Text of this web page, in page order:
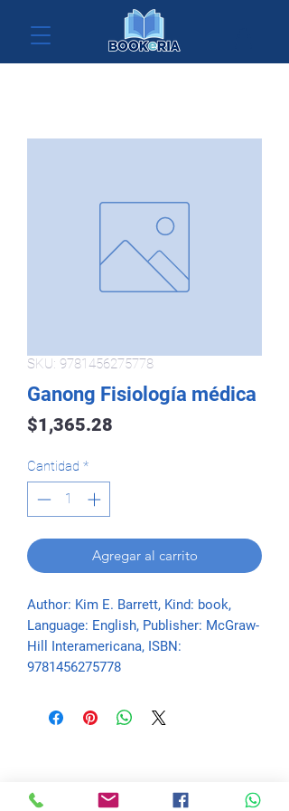
SKU: 9781456275778
Ganong Fisiología médica
$1,365.28
Cantidad *
Agregar al carrito
Author: Kim E. Barrett, Kind: book,
Language: English, Publisher: McGraw-
Hill Interamericana, ISBN:
9781456275778